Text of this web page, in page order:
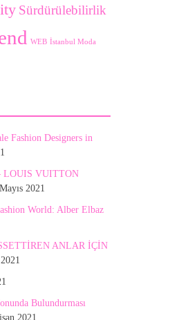
Sürdürülebilirlik
WEB İstanbul Moda
Fashion Designers in
VUITTON
2021
World: Alber Elbaz
ANLAR İÇİN
Bulundurması
2021